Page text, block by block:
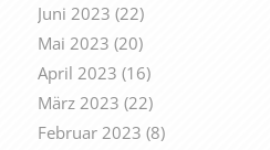
Juni 2023 (22)
Mai 2023 (20)
April 2023 (16)
März 2023 (22)
Februar 2023 (8)